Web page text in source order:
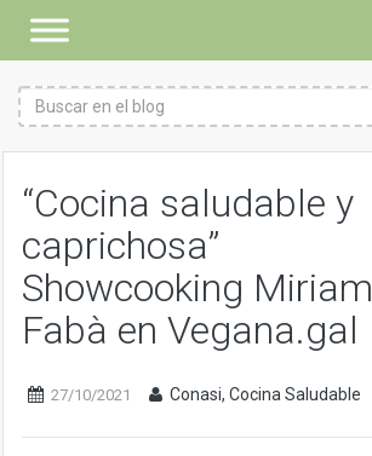
“Cocina saludable y
caprichosa”
Showcooking Miriam
Fabà en Vegana.gal
27/10/2021 Conasi, Cocina Saludable